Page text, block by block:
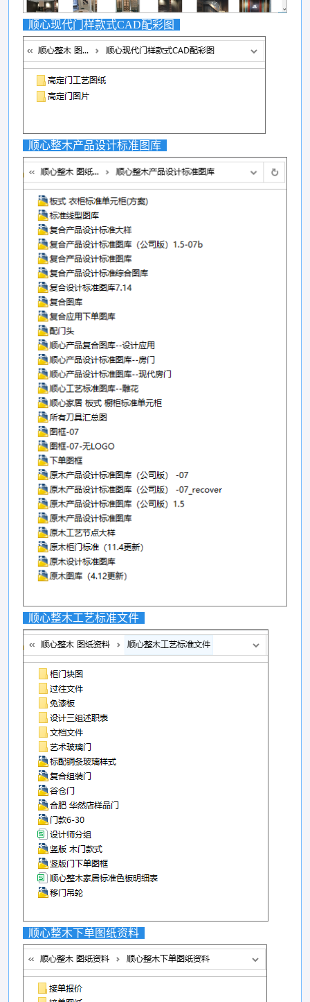
顺心现代门样款式CAD配彩图
顺心整木产品设计标准图库
顺心整木工艺标准文件
顺心整木下单图纸资料